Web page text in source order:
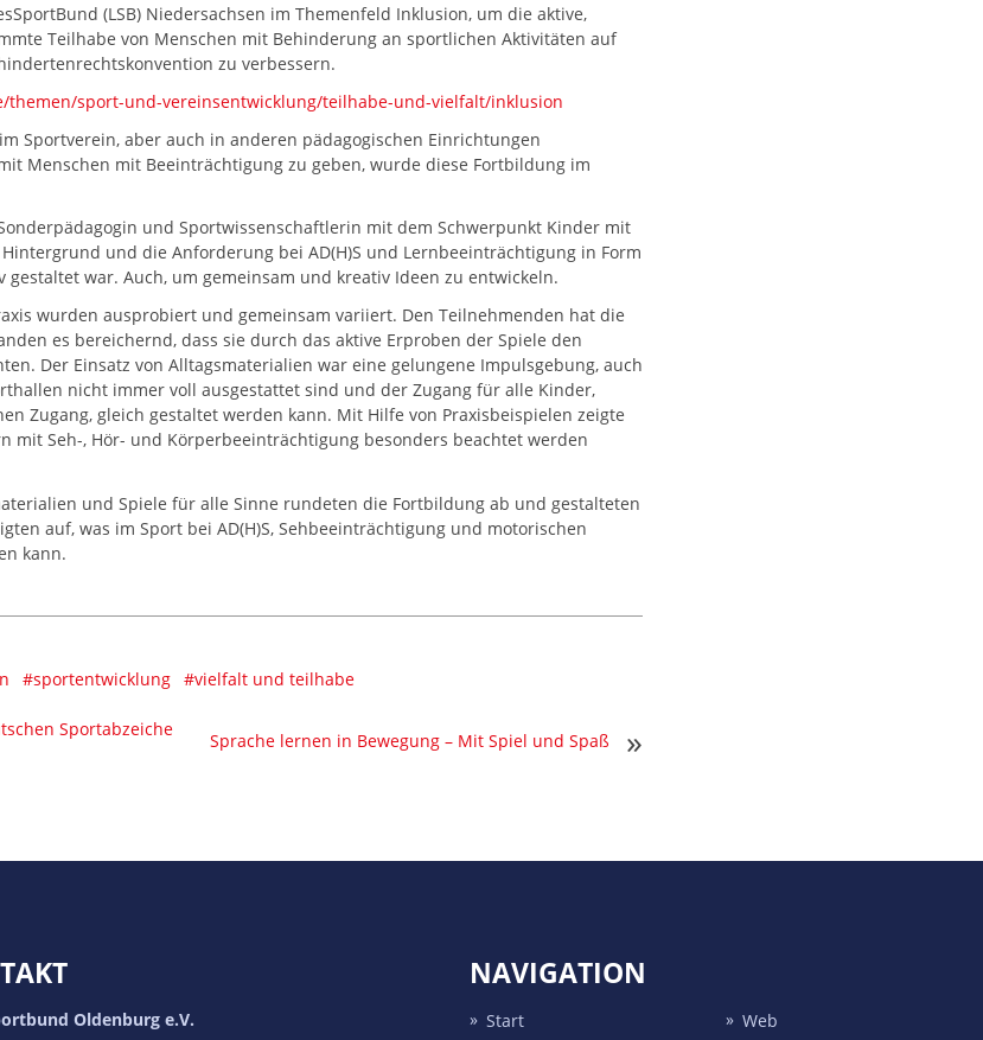
(LSB) Niedersachsen im Themenfeld Inklusion, um die aktive,
Teilhabe von Menschen mit Behinderung an sportlichen Aktivitäten auf
zu verbessern.
themen/sport-und-vereinsentwicklung/teilhabe-und-vielfalt/inklusion
Sportverein, aber auch in anderen pädagogischen Einrichtungen
Menschen mit Beeinträchtigung zu geben, wurde diese Fortbildung im
und Sportwissenschaftlerin mit dem Schwerpunkt Kinder mit
und die Anforderung bei AD(H)S und Lernbeeinträchtigung in Form
war. Auch, um gemeinsam und kreativ Ideen zu entwickeln.
wurden ausprobiert und gemeinsam variiert. Den Teilnehmenden hat die
es bereichernd, dass sie durch das aktive Erproben der Spiele den
Der Einsatz von Alltagsmaterialien war eine gelungene Impulsgebung, auch
nicht immer voll ausgestattet sind und der Zugang für alle Kinder,
Zugang, gleich gestaltet werden kann. Mit Hilfe von Praxisbeispielen zeigte
mit Seh-, Hör- und Körperbeeinträchtigung besonders beachtet werden
und Spiele für alle Sinne rundeten die Fortbildung ab und gestalteten
auf, was im Sport bei AD(H)S, Sehbeeinträchtigung und motorischen
kann.
#sportentwicklung #vielfalt und teilhabe
Sportabzeiche
Sprache lernen in Bewegung – Mit Spiel und Spaß »
Oldenburg e.V.
NAVIGATION
Start Web